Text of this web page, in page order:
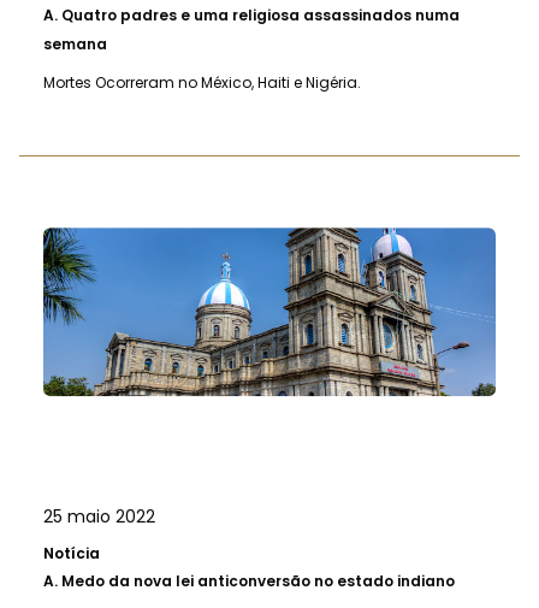
A. Quatro padres e uma religiosa assassinados numa
semana
Mortes Ocorreram no México, Haiti e Nigéria.
25 maio 2022
Notícia
A. Medo da nova lei anticonversão no estado indiano